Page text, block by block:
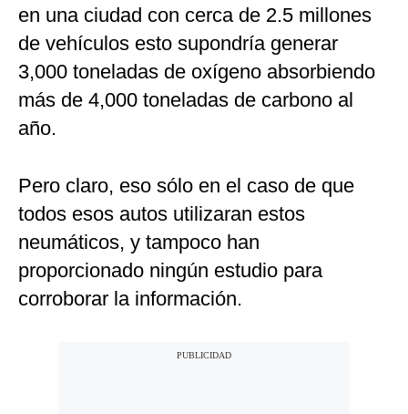
en una ciudad con cerca de 2.5 millones
de vehículos esto supondría generar
3,000 toneladas de oxígeno absorbiendo
más de 4,000 toneladas de carbono al
año.
Pero claro, eso sólo en el caso de que
todos esos autos utilizaran estos
neumáticos, y tampoco han
proporcionado ningún estudio para
corroborar la información.